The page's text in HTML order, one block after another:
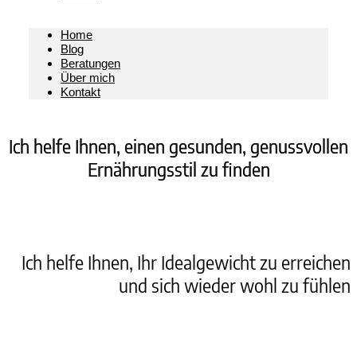
Home
Blog
Beratungen
Über mich
Kontakt
Ich helfe Ihnen, einen gesunden, genussvollen
Ernährungsstil zu finden
Ich helfe Ihnen, Ihr Idealgewicht zu erreichen
und sich wieder wohl zu fühlen